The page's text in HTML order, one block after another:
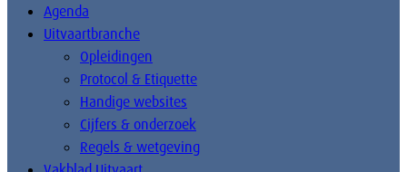
Agenda
Uitvaartbranche
Opleidingen
Protocol & Etiquette
Handige websites
Cijfers & onderzoek
Regels & wetgeving